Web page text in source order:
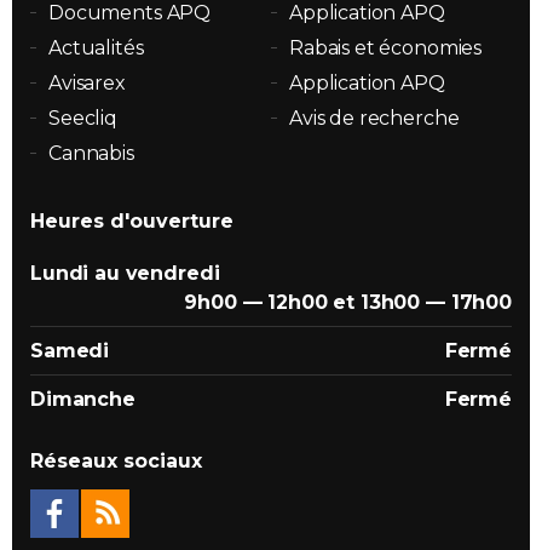
Documents APQ
Application APQ
Actualités
Rabais et économies
Avisarex
Application APQ
Seecliq
Avis de recherche
Cannabis
Heures d'ouverture
Lundi au vendredi
9h00 — 12h00 et 13h00 — 17h00
Samedi Fermé
Dimanche Fermé
Réseaux sociaux